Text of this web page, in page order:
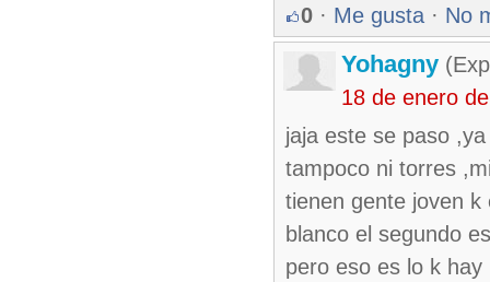
0 · Me gusta · No
Yohagny
18 de enero
jaja este se paso
tampoco ni torres
tienen gente joven
blanco el segundo
pero eso es lo k